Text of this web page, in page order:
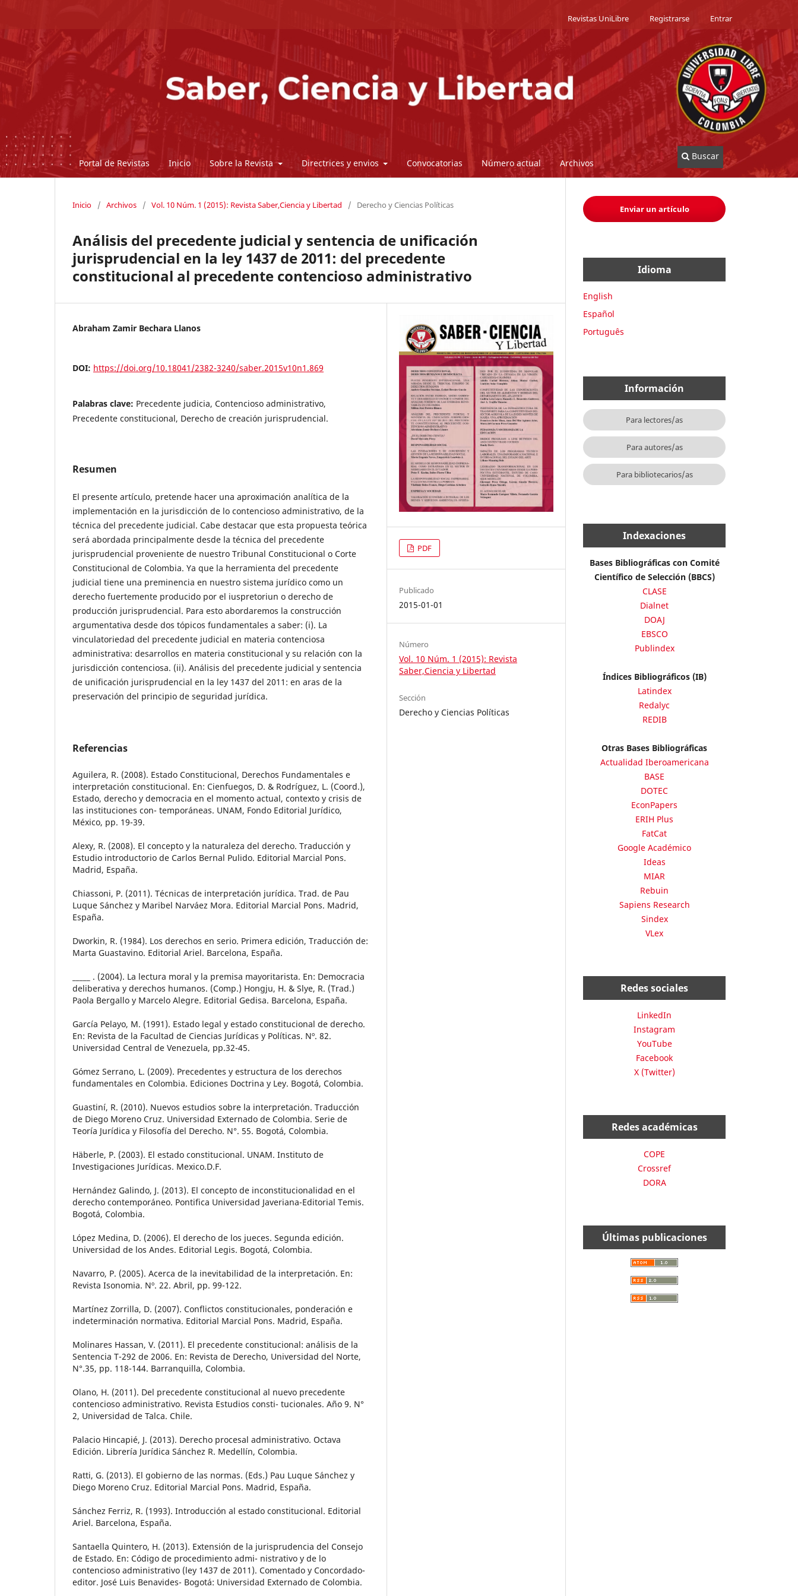
Portal de Revistas Inicio Sobre la Revista Directrices y envios Convocatorias Número actual Archivos
Buscar
Revistas UniLibre Registrarse Entrar
Inicio / Archivos / Vol. 10 Núm. 1 (2015): Revista Saber,Ciencia y Libertad / Derecho y Ciencias Políticas
Análisis del precedente judicial y sentencia de unificación
jurisprudencial en la ley 1437 de 2011: del precedente
constitucional al precedente contencioso administrativo
Abraham Zamir Bechara Llanos
DOI: https://doi.org/10.18041/2382-3240/saber.2015v10n1.869
Palabras clave: Precedente judicia, Contencioso administrativo,
Precedente constitucional, Derecho de creación jurisprudencial.
Resumen
El presente artículo, pretende hacer una aproximación analítica de la
implementación en la jurisdicción de lo contencioso administrativo, de la
técnica del precedente judicial. Cabe destacar que esta propuesta teórica
será abordada principalmente desde la técnica del precedente
jurisprudencial proveniente de nuestro Tribunal Constitucional o Corte
Constitucional de Colombia. Ya que la herramienta del precedente
judicial tiene una preminencia en nuestro sistema jurídico como un
derecho fuertemente producido por el iuspretoriun o derecho de
producción jurisprudencial. Para esto abordaremos la construcción
argumentativa desde dos tópicos fundamentales a saber: (i). La
vinculatoriedad del precedente judicial en materia contenciosa
administrativa: desarrollos en materia constitucional y su relación con la
jurisdicción contenciosa. (ii). Análisis del precedente judicial y sentencia
de unificación jurisprudencial en la ley 1437 del 2011: en aras de la
preservación del principio de seguridad jurídica.
Referencias
Aguilera, R. (2008). Estado Constitucional, Derechos Fundamentales e
interpretación constitucional. En: Cienfuegos, D. & Rodríguez, L. (Coord.),
Estado, derecho y democracia en el momento actual, contexto y crisis de
las instituciones con- temporáneas. UNAM, Fondo Editorial Jurídico,
México, pp. 19-39.
Alexy, R. (2008). El concepto y la naturaleza del derecho. Traducción y
Estudio introductorio de Carlos Bernal Pulido. Editorial Marcial Pons.
Madrid, España.
Chiassoni, P. (2011). Técnicas de interpretación jurídica. Trad. de Pau
Luque Sánchez y Maribel Narváez Mora. Editorial Marcial Pons. Madrid,
España.
Dworkin, R. (1984). Los derechos en serio. Primera edición, Traducción de:
Marta Guastavino. Editorial Ariel. Barcelona, España.
_____ . (2004). La lectura moral y la premisa mayoritarista. En: Democracia
deliberativa y derechos humanos. (Comp.) Hongju, H. & Slye, R. (Trad.)
Paola Bergallo y Marcelo Alegre. Editorial Gedisa. Barcelona, España.
García Pelayo, M. (1991). Estado legal y estado constitucional de derecho.
En: Revista de la Facultad de Ciencias Jurídicas y Políticas. Nº. 82.
Universidad Central de Venezuela, pp.32-45.
Gómez Serrano, L. (2009). Precedentes y estructura de los derechos
fundamentales en Colombia. Ediciones Doctrina y Ley. Bogotá, Colombia.
Guastiní, R. (2010). Nuevos estudios sobre la interpretación. Traducción
de Diego Moreno Cruz. Universidad Externado de Colombia. Serie de
Teoría Jurídica y Filosofía del Derecho. N°. 55. Bogotá, Colombia.
Häberle, P. (2003). El estado constitucional. UNAM. Instituto de
Investigaciones Jurídicas. Mexico.D.F.
Hernández Galindo, J. (2013). El concepto de inconstitucionalidad en el
derecho contemporáneo. Pontifica Universidad Javeriana-Editorial Temis.
Bogotá, Colombia.
López Medina, D. (2006). El derecho de los jueces. Segunda edición.
Universidad de los Andes. Editorial Legis. Bogotá, Colombia.
Navarro, P. (2005). Acerca de la inevitabilidad de la interpretación. En:
Revista Isonomia. Nº. 22. Abril, pp. 99-122.
Martínez Zorrilla, D. (2007). Conflictos constitucionales, ponderación e
indeterminación normativa. Editorial Marcial Pons. Madrid, España.
Molinares Hassan, V. (2011). El precedente constitucional: análisis de la
Sentencia T-292 de 2006. En: Revista de Derecho, Universidad del Norte,
N°.35, pp. 118-144. Barranquilla, Colombia.
Olano, H. (2011). Del precedente constitucional al nuevo precedente
contencioso administrativo. Revista Estudios consti- tucionales. Año 9. N°
2, Universidad de Talca. Chile.
Palacio Hincapié, J. (2013). Derecho procesal administrativo. Octava
Edición. Librería Jurídica Sánchez R. Medellín, Colombia.
Ratti, G. (2013). El gobierno de las normas. (Eds.) Pau Luque Sánchez y
Diego Moreno Cruz. Editorial Marcial Pons. Madrid, España.
Sánchez Ferriz, R. (1993). Introducción al estado constitucional. Editorial
Ariel. Barcelona, España.
Santaella Quintero, H. (2013). Extensión de la jurisprudencia del Consejo
de Estado. En: Código de procedimiento admi- nistrativo y de lo
contencioso administrativo (ley 1437 de 2011). Comentado y Concordado-
editor. José Luis Benavides- Bogotá: Universidad Externado de Colombia.
PDF
Publicado
2015-01-01
Número
Vol. 10 Núm. 1 (2015): Revista
Saber,Ciencia y Libertad
Sección
Derecho y Ciencias Políticas
Enviar un artículo
Idioma
English
Español
Português
Información
Para lectores/as
Para autores/as
Para bibliotecarios/as
Indexaciones
Bases Bibliográficas con Comité
Científico de Selección (BBCS)
CLASE
Dialnet
DOAJ
EBSCO
Publindex
Índices Bibliográficos (IB)
Latindex
Redalyc
REDIB
Otras Bases Bibliográficas
Actualidad Iberoamericana
BASE
DOTEC
EconPapers
ERIH Plus
FatCat
Google Académico
Ideas
MIAR
Rebuin
Sapiens Research
Sindex
VLex
Redes sociales
LinkedIn
Instagram
YouTube
Facebook
X (Twitter)
Redes académicas
COPE
Crossref
DORA
Últimas publicaciones